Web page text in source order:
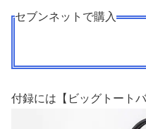
セブンネットで購入
付録には【ビッグトート